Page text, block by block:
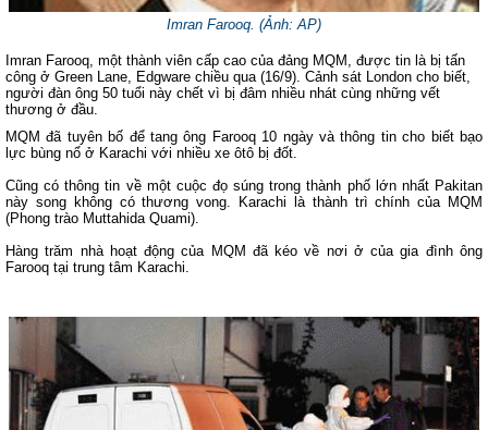
Imran Farooq. (Ảnh: AP)
Imran Farooq, một thành viên cấp cao của đảng MQM, được tin là bị tấn
công ở Green Lane, Edgware chiều qua (16/9). Cảnh sát London cho biết,
người đàn ông 50 tuổi này chết vì bị đâm nhiều nhát cùng những vết
thương ở đầu.
MQM đã tuyên bố để tang ông Farooq 10 ngày và thông tin cho biết bạo
lực bùng nổ ở Karachi với nhiều xe ôtô bị đốt.
Cũng có thông tin về một cuộc đọ súng trong thành phố lớn nhất Pakitan
này song không có thương vong. Karachi là thành trì chính của MQM
(Phong trào Muttahida Quami).
Hàng trăm nhà hoạt động của MQM đã kéo về nơi ở của gia đình ông
Farooq tại trung tâm Karachi.